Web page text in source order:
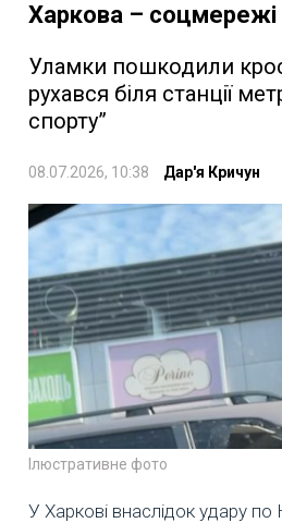
Харкова – соцмережі
Уламки пошкодили
рухався біля станції
спорту”
08.07.2026, 10:38 Дар'я Кричун
Ілюстративне фото
У Харкові внаслідок удару